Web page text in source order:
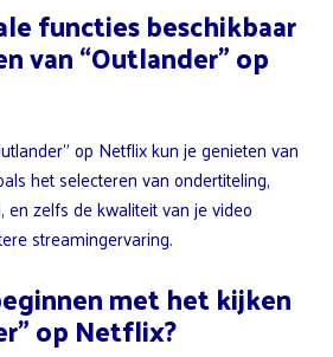
functies beschikbaar
van “Outlander” op
op Netflix kun je genieten van
het selecteren van ondertiteling,
en zelfs de kwaliteit van je video
streamingervaring.
met het kijken
op Netflix?